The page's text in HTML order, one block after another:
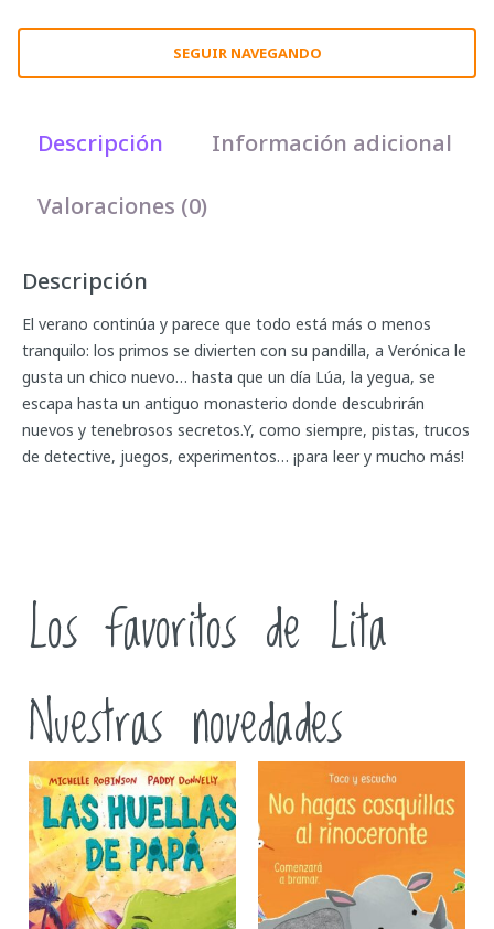
SEGUIR NAVEGANDO
Descripción Información adicional
Valoraciones (0)
Descripción
El verano continúa y parece que todo está más o menos
tranquilo: los primos se divierten con su pandilla, a Verónica le
gusta un chico nuevo… hasta que un día Lúa, la yegua, se
escapa hasta un antiguo monasterio donde descubrirán
nuevos y tenebrosos secretos.Y, como siempre, pistas, trucos
de detective, juegos, experimentos… ¡para leer y mucho más!
Los favoritos de Lita
Nuestras novedades